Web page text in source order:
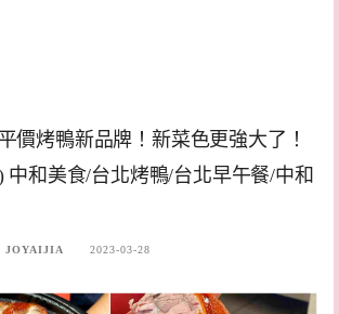
價烤鴨新品牌！新菜色更強大了！
中和美食/台北烤鴨/台北早午餐/中和
JOYAIJIA 2023-03-28